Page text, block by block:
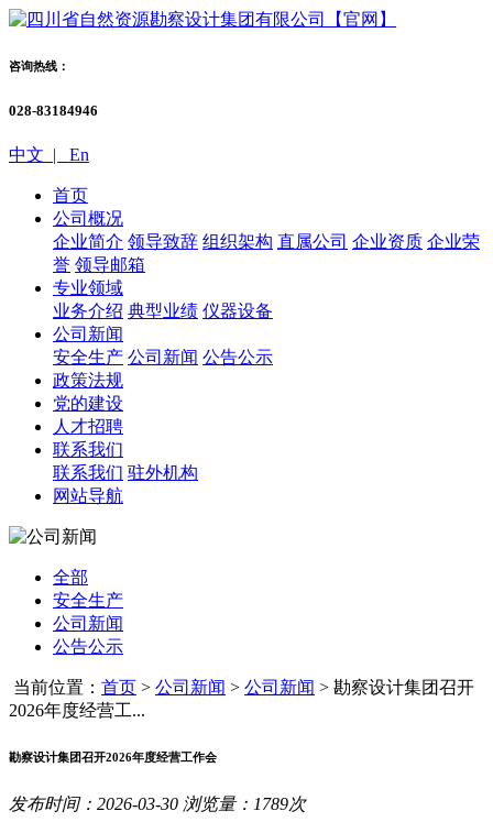
咨询热线：
028-83184946
中文 | En
首页
公司概况
企业简介 领导致辞 组织架构 直属公司 企业资质 企业荣
誉 领导邮箱
专业领域
业务介绍 典型业绩 仪器设备
公司新闻
安全生产 公司新闻 公告公示
政策法规
党的建设
人才招聘
联系我们
联系我们 驻外机构
网站导航
全部
安全生产
公司新闻
公告公示
当前位置： 首页 > 公司新闻 > 公司新闻 > 勘察设计集团召开
2026年度经营工...
勘察设计集团召开2026年度经营工作会
发布时间：2026-03-30 浏览量：1789次